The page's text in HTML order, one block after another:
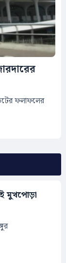
মুখপোড়া
ফলাফলের